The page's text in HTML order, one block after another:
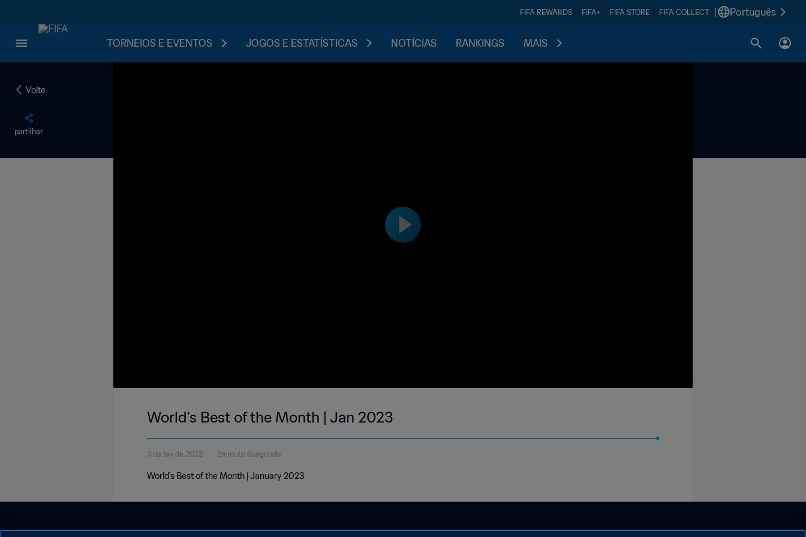
FIFA REWARDS FIFA+ FIFA STORE FIFA COLLECT Português
TORNEIOS E EVENTOS JOGOS E ESTATÍSTICAS NOTÍCIAS RANKINGS MAIS
Volte
partilhar
World's Best of the Month | Jan 2023
3 de fev de 2023 2minuto 6segundo
World's Best of the Month | January 2023